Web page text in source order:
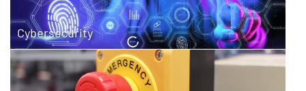
Cybersecurity